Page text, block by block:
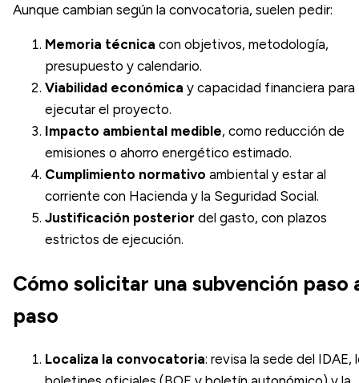
Aunque cambian según la convocatoria, suelen pedir:
Memoria técnica con objetivos, metodología,
presupuesto y calendario.
Viabilidad económica y capacidad financiera para
ejecutar el proyecto.
Impacto ambiental medible, como reducción de
emisiones o ahorro energético estimado.
Cumplimiento normativo ambiental y estar al
corriente con Hacienda y la Seguridad Social.
Justificación posterior del gasto, con plazos
estrictos de ejecución.
Cómo solicitar una subvención paso
paso
Localiza la convocatoria: revisa la sede del IDAE,